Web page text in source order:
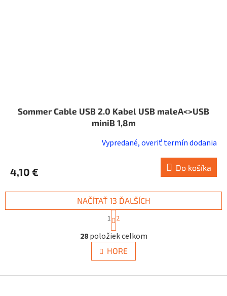
Sommer Cable USB 2.0 Kabel USB maleA<>USB
miniB 1,8m
Vypredané, overiť termín dodania
4,10 € Do košíka
O
v
l
á
a
NAČÍTAŤ 13 ĎALŠÍCH
S
t
r
á
n
k
v
1 2
28položiek celkom
HORE